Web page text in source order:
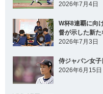
2026年7月4日
W杯8連覇に向
督が示した新
2026年7月3日
侍ジャパン女
2026年6月15日